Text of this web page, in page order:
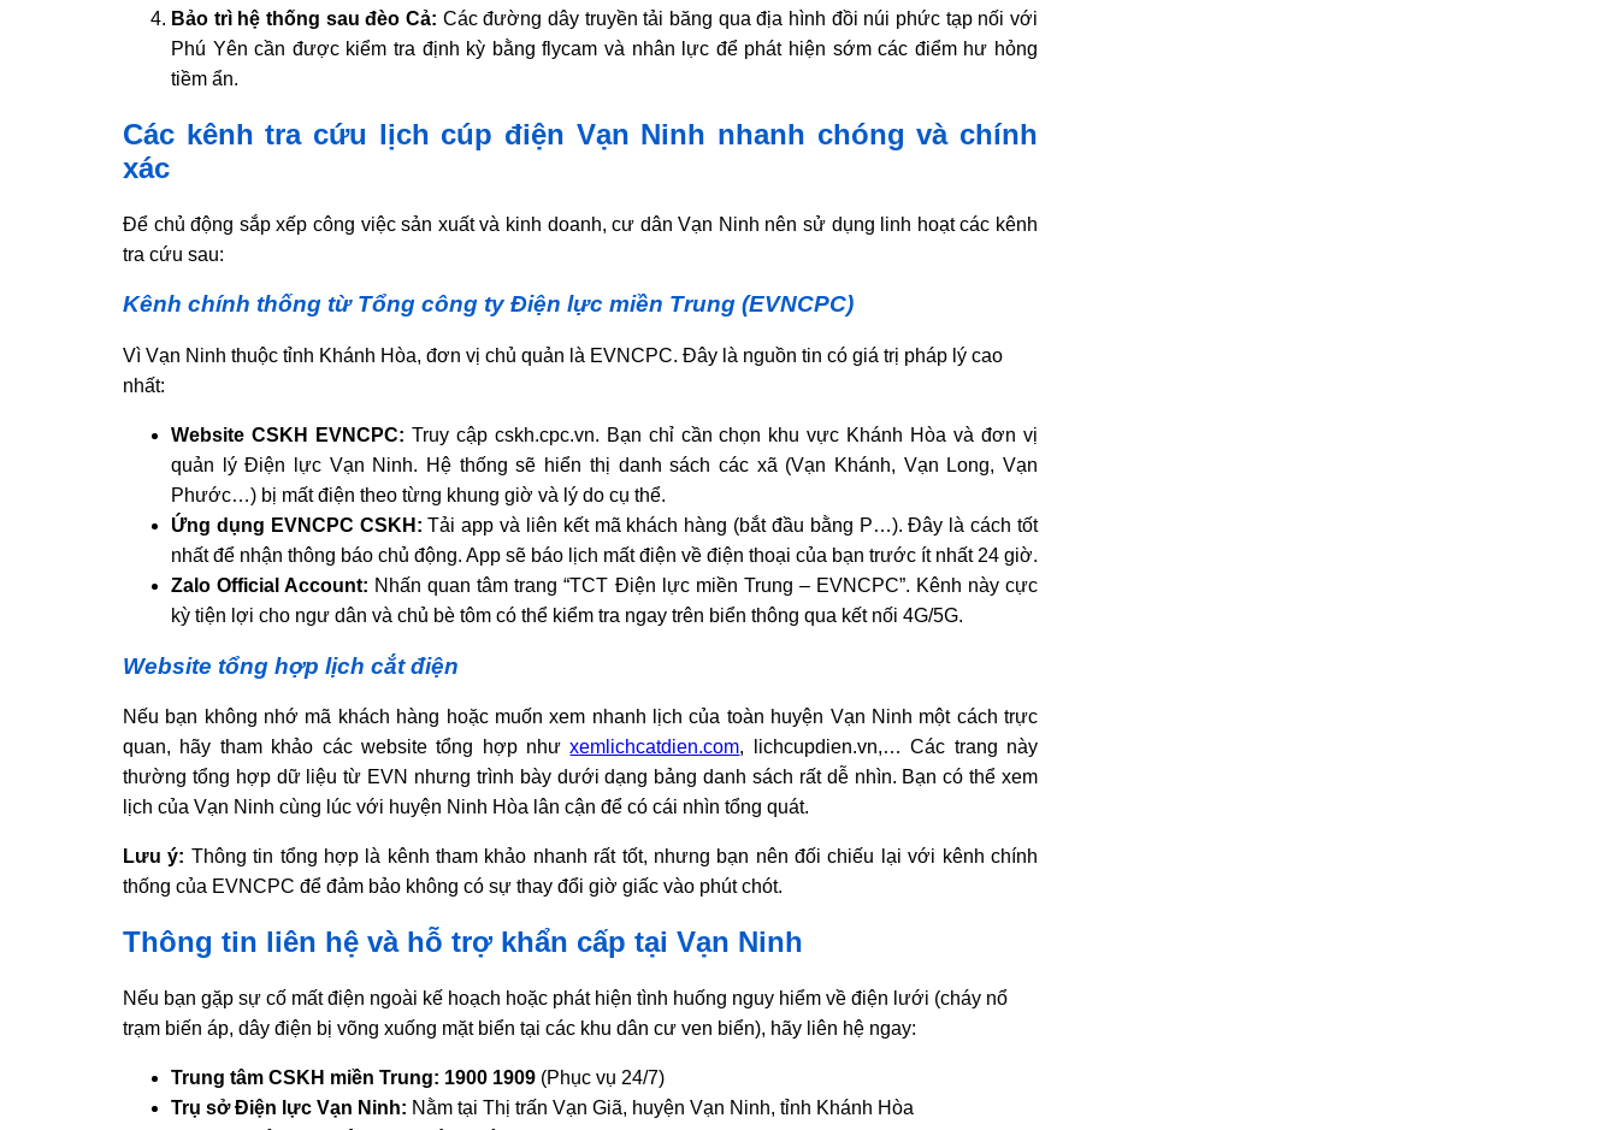
Bảo trì hệ thống sau đèo Cả: Các đường dây truyền tải băng qua địa hình đồi núi phức tạp nối với
Phú Yên cần được kiểm tra định kỳ bằng flycam và nhân lực để phát hiện sớm các điểm hư hỏng
tiềm ẩn.
Các kênh tra cứu lịch cúp điện Vạn Ninh nhanh chóng và chính
xác
Để chủ động sắp xếp công việc sản xuất và kinh doanh, cư dân Vạn Ninh nên sử dụng linh hoạt các kênh
tra cứu sau:
Kênh chính thống từ Tổng công ty Điện lực miền Trung (EVNCPC)
Vì Vạn Ninh thuộc tỉnh Khánh Hòa, đơn vị chủ quản là EVNCPC. Đây là nguồn tin có giá trị pháp lý cao
nhất:
Website CSKH EVNCPC: Truy cập cskh.cpc.vn. Bạn chỉ cần chọn khu vực Khánh Hòa và đơn vị
quản lý Điện lực Vạn Ninh. Hệ thống sẽ hiển thị danh sách các xã (Vạn Khánh, Vạn Long, Vạn
Phước…) bị mất điện theo từng khung giờ và lý do cụ thể.
Ứng dụng EVNCPC CSKH: Tải app và liên kết mã khách hàng (bắt đầu bằng P…). Đây là cách tốt
nhất để nhận thông báo chủ động. App sẽ báo lịch mất điện về điện thoại của bạn trước ít nhất 24 giờ.
Zalo Official Account: Nhấn quan tâm trang “TCT Điện lực miền Trung – EVNCPC”. Kênh này cực
kỳ tiện lợi cho ngư dân và chủ bè tôm có thể kiểm tra ngay trên biển thông qua kết nối 4G/5G.
Website tổng hợp lịch cắt điện
Nếu bạn không nhớ mã khách hàng hoặc muốn xem nhanh lịch của toàn huyện Vạn Ninh một cách trực
quan, hãy tham khảo các website tổng hợp nhưxemlichcatdien.com, lichcupdien.vn,… Các trang này
thường tổng hợp dữ liệu từ EVN nhưng trình bày dưới dạng bảng danh sách rất dễ nhìn. Bạn có thể xem
lịch của Vạn Ninh cùng lúc với huyện Ninh Hòa lân cận để có cái nhìn tổng quát.
Lưu ý: Thông tin tổng hợp là kênh tham khảo nhanh rất tốt, nhưng bạn nên đối chiếu lại với kênh chính
thống của EVNCPC để đảm bảo không có sự thay đổi giờ giấc vào phút chót.
Thông tin liên hệ và hỗ trợ khẩn cấp tại Vạn Ninh
Nếu bạn gặp sự cố mất điện ngoài kế hoạch hoặc phát hiện tình huống nguy hiểm về điện lưới (cháy nổ
trạm biến áp, dây điện bị võng xuống mặt biển tại các khu dân cư ven biển), hãy liên hệ ngay:
Trung tâm CSKH miền Trung: 1900 1909 (Phục vụ 24/7)
Trụ sở Điện lực Vạn Ninh: Nằm tại Thị trấn Vạn Giã, huyện Vạn Ninh, tỉnh Khánh Hòa